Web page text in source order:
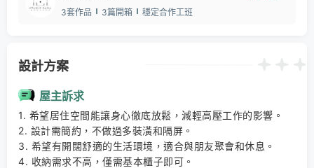
3套作品
3篇開箱 穩定合作工班
設計方案
屋主訴求
1. 希望居住空間能讓身心徹底放鬆，減輕高壓工作的影響。
2. 設計需簡約，不做過多裝潢和隔屏。
3. 希望有開闊舒適的生活環境，適合與朋友聚會和休息。
4. 收納需求不高，僅需基本櫃子即可。